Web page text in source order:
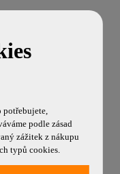
potřebujete,
podle zásad
zážitek z nákupu
typů cookies.